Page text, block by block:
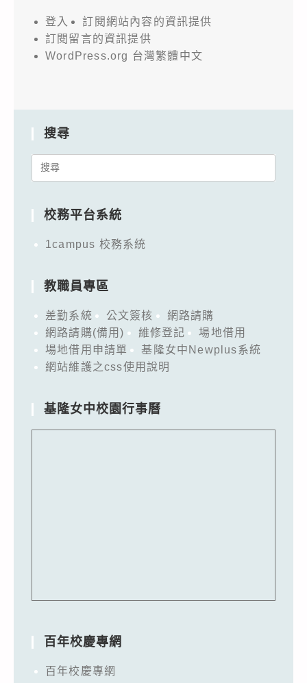
登入
訂閱網站內容的資訊提供
訂閱留言的資訊提供
WordPress.org 台灣繁體中文
搜尋
Search
校務平台系統
1campus 校務系統
教職員專區
差勤系統 公文簽核
網路請購
網路請購(備用)
維修登記
場地借用
場地借用申請單
基隆女中Newplus系統
網站維護之css使用說明
基隆女中校園行事曆
百年校慶專網
百年校慶專網